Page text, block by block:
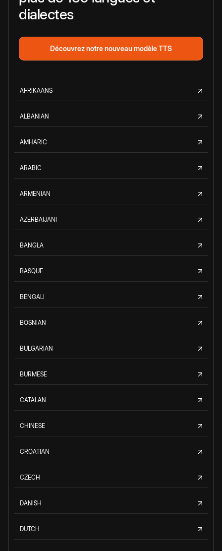
dialectes
Découvrez notre nouveau modèle TTS
AFRIKAANS
ALBANIAN
AMHARIC
ARABIC
ARMENIAN
AZERBAIJANI
BANGLA
BASQUE
BENGALI
BOSNIAN
BULGARIAN
BURMESE
CATALAN
CHINESE
CROATIAN
CZECH
DANISH
DUTCH